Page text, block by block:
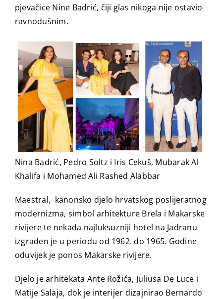
pjevačice Nine Badrić, čiji glas nikoga nije ostavio
ravnodušnim.
Nina Badrić, Pedro Soltz i Iris Cekuš, Mubarak Al
Khalifa i Mohamed Ali Rashed Alabbar
Maestral, kanonsko djelo hrvatskog poslijeratnog
modernizma, simbol arhitekture Brela i Makarske
rivijere te nekada najluksuzniji hotel na Jadranu
izgrađen je u periodu od 1962. do 1965. Godine
oduvijek je ponos Makarske rivijere.
Djelo je arhitekata Ante Rožića, Juliusa De Luce i
Matije Salaja, dok je interijer dizajnirao Bernardo